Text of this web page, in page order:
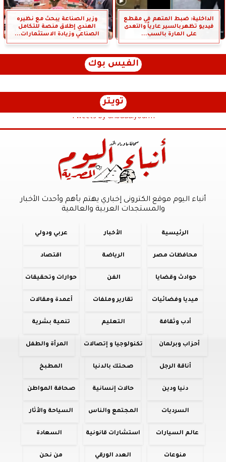
الداخلية: ضبط المتهم في مقطع
فيديو تظهربالسير عارياً والتعدى
على المارة بالسب...
وزير الصناعة يبحث مع نظيره
الهندي إطلاق منصة للتكامل
الصناعي وزيادة الاستثمارات...
الفيس بوك
تويتر
Tweets by anbaaalyoum1
أنباء اليوم موقع الكترونى إخباري يهتم بأهم وأحدث الأخبار
والمستجدات العربية والعالمية
الرئيسية الأخبار عربي ودولي
محافظات مصر الرياضة اقتصاد
حوادث وقضايا الفن حوارات وتحقيقات
ميديا وفضائيات تقارير وملفات أعمدة ومقالات
أدب وثقافة التعليم تنمية بشرية
أحزاب وبرلمان تكنولوجيا و إتصالات المرأة والطفل
أناقة الرجل صحتك بالدنيا المطبخ
دنيا ودين حالات إنسانية صحافة المواطن
السرديات المجتمع والناس السياحة والأثار
عالم السيارات استشارات قانونية السعادة
منوعات العدد الورقي من نحن